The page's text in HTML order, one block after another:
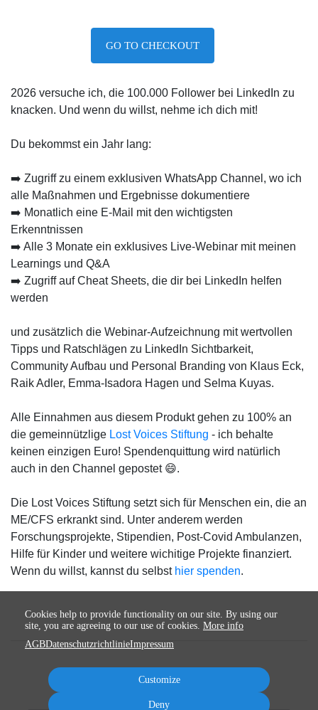
GO TO CHECKOUT
2026 versuche ich, die 100.000 Follower bei LinkedIn zu
knacken. Und wenn du willst, nehme ich dich mit!
Du bekommst ein Jahr lang:
➡️ Zugriff zu einem exklusiven WhatsApp Channel, wo ich
alle Maßnahmen und Ergebnisse dokumentiere
➡️ Monatlich eine E-Mail mit den wichtigsten
Erkenntnissen
➡️ Alle 3 Monate ein exklusives Live-Webinar mit meinen
Learnings und Q&A
➡️ Zugriff auf Cheat Sheets, die dir bei LinkedIn helfen
werden
und zusätzlich die Webinar-Aufzeichnung mit wertvollen
Tipps und Ratschlägen zu LinkedIn Sichtbarkeit,
Community Aufbau und Personal Branding von Klaus Eck,
Raik Adler, Emma-Isadora Hagen und Selma Kuyas.
Alle Einnahmen aus diesem Produkt gehen zu 100% an
die gemeinnützlige Lost Voices Stiftung - ich behalte
keinen einzigen Euro! Spendenquittung wird natürlich
auch in den Channel gepostet 😄.
Die Lost Voices Stiftung setzt sich für Menschen ein, die an
ME/CFS erkrankt sind. Unter anderem werden
Forschungsprojekte, Stipendien, Post-Covid Ambulanzen,
Hilfe für Kinder und weitere wichitige Projekte finanziert.
Wenn du willst, kannst du selbst hier spenden.
Cookies help to provide functionality on our site. By using our
site, you are agreeing to our use of cookies. More info
AGBDatenschutzrichtlinieImpressum
Customize
Deny